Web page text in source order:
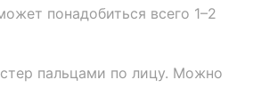
понадобиться всего 1–2
пальцами по лицу. Можно